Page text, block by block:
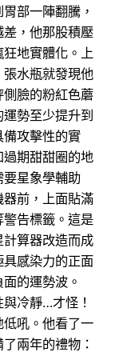
部一陣翻騰，
，他那股積壓
地實體化。上
水瓶就發現他
臉的粉紅色蘑
勢至少提升到
攻擊性的實
期甜甜圈的地
星象學輔助
前，上面貼滿
告標籤。這是
算器改造而成
感染力的正面
的運勢波。
與冷靜…才怪！
吼。他看了一
兩年的禮物：